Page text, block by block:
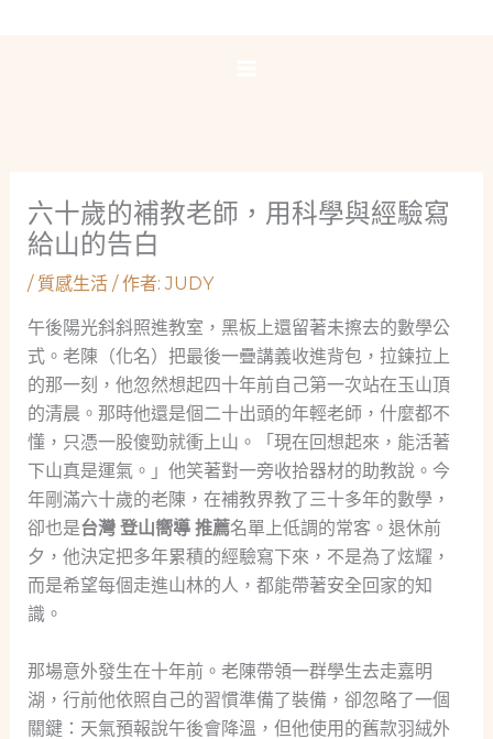
六十歲的補教老師，用科學與經驗寫
給山的告白
/ 質感生活/ 作者:JUDY
午後陽光斜斜照進教室，黑板上還留著未擦去的數學公
式。老陳（化名）把最後一疊講義收進背包，拉鍊拉上
的那一刻，他忽然想起四十年前自己第一次站在玉山頂
的清晨。那時他還是個二十出頭的年輕老師，什麼都不
懂，只憑一股傻勁就衝上山。「現在回想起來，能活著
下山真是運氣。」他笑著對一旁收拾器材的助教說。今
年剛滿六十歲的老陳，在補教界教了三十多年的數學，
卻也是台灣 登山嚮導 推薦名單上低調的常客。退休前
夕，他決定把多年累積的經驗寫下來，不是為了炫耀，
而是希望每個走進山林的人，都能帶著安全回家的知
識。
那場意外發生在十年前。老陳帶領一群學生去走嘉明
湖，行前他依照自己的習慣準備了裝備，卻忽略了一個
關鍵：天氣預報說午後會降溫，但他使用的舊款羽絨外